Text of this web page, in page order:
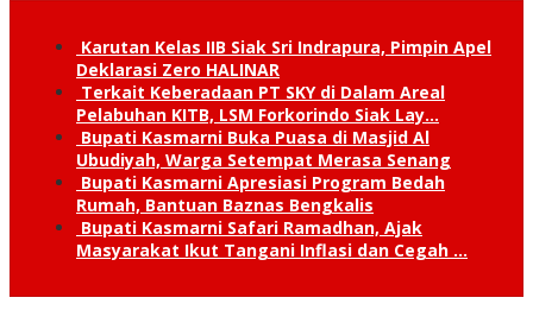
Karutan Kelas IIB Siak Sri Indrapura, Pimpin Apel
Deklarasi Zero HALINAR
Terkait Keberadaan PT SKY di Dalam Areal
Pelabuhan KITB, LSM Forkorindo Siak Lay…
Bupati Kasmarni Buka Puasa di Masjid Al
Ubudiyah, Warga Setempat Merasa Senang
Bupati Kasmarni Apresiasi Program Bedah
Rumah, Bantuan Baznas Bengkalis
Bupati Kasmarni Safari Ramadhan, Ajak
Masyarakat Ikut Tangani Inflasi dan Cegah …